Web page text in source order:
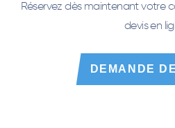
Réservez dès maintenant votre
devis en
DEMANDE